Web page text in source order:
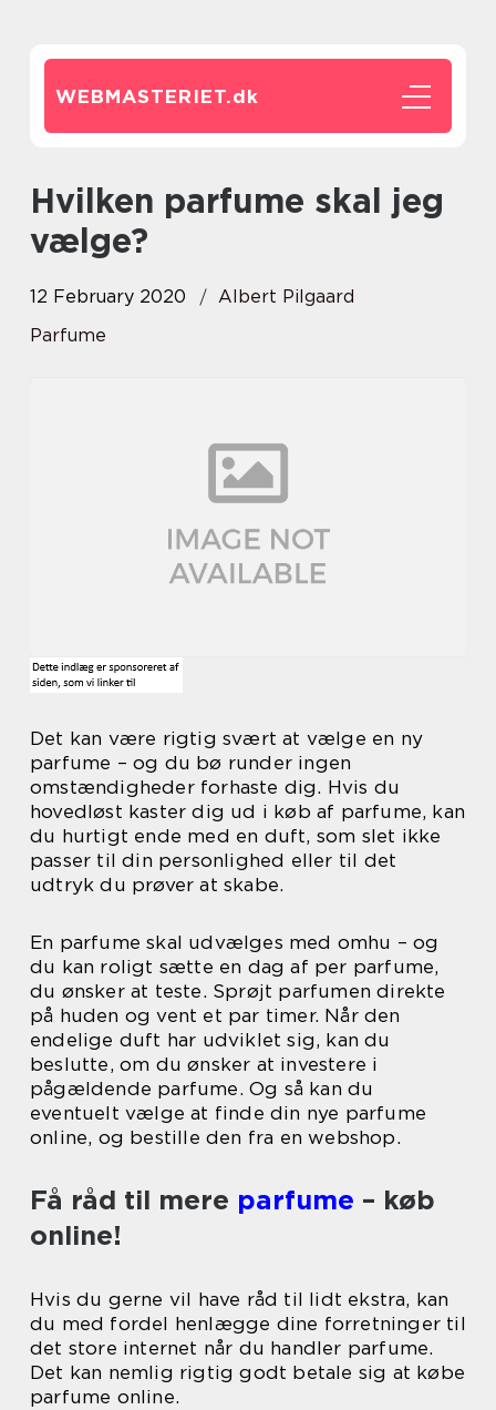
WEBMASTERIET.dk
Hvilken parfume skal jeg
vælge?
12 February 2020
Albert Pilgaard
Parfume
Det kan være rigtig svært at vælge en ny
parfume – og du bø runder ingen
omstændigheder forhaste dig. Hvis du
hovedløst kaster dig ud i køb af parfume, kan
du hurtigt ende med en duft, som slet ikke
passer til din personlighed eller til det
udtryk du prøver at skabe.
En parfume skal udvælges med omhu – og
du kan roligt sætte en dag af per parfume,
du ønsker at teste. Sprøjt parfumen direkte
på huden og vent et par timer. Når den
endelige duft har udviklet sig, kan du
beslutte, om du ønsker at investere i
pågældende parfume. Og så kan du
eventuelt vælge at finde din nye parfume
online, og bestille den fra en webshop.
Få råd til mere parfume – køb
online!
Hvis du gerne vil have råd til lidt ekstra, kan
du med fordel henlægge dine forretninger til
det store internet når du handler parfume.
Det kan nemlig rigtig godt betale sig at købe
parfume online.